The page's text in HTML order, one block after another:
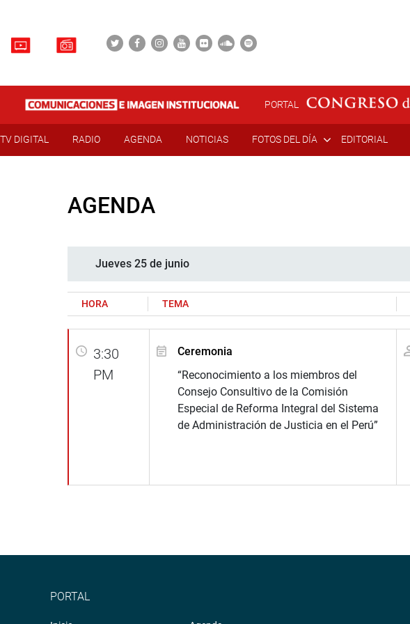
PORTAL
TV DIGITAL RADIO AGENDA NOTICIAS FOTOS DEL DÍA EDITORIAL
AGENDA
Jueves 25 de junio
HORA TEMA
3:30
PM
Ceremonia
“Reconocimiento a los miembros del
Consejo Consultivo de la Comisión
Especial de Reforma Integral del Sistema
de Administración de Justicia en el Perú”
PORTAL